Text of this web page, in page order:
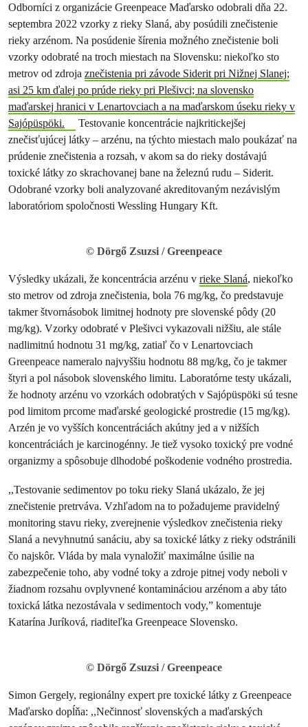
Odborníci z organizácie Greenpeace Maďarsko odobrali dňa 22.
septembra 2022 vzorky z rieky Slaná, aby posúdili znečistenie
rieky arzénom. Na posúdenie šírenia možného znečistenie boli
vzorky odobraté na troch miestach na Slovensku: niekoľko sto
metrov od zdroja znečistenia pri závode Siderit pri Nižnej Slanej;
asi 25 km ďalej po prúde rieky pri Plešivci; na slovensko
maďarskej hranici v Lenartovciach a na maďarskom úseku rieky v
Sajópüspöki.
Testovanie koncentrácie najkritickejšej
znečisťujúcej látky – arzénu, na týchto miestach malo poukázať na
prúdenie znečistenia a rozsah, v akom sa do rieky dostávajú
toxické látky zo skrachovanej bane na železnú rudu – Siderit.
Odobrané vzorky boli analyzované akreditovaným nezávislým
laboratóriom spoločnosti Wessling Hungary Kft.
© Dörgő Zsuzsi / Greenpeace
Výsledky ukázali, že koncentrácia arzénu v rieke Slaná, niekoľko
sto metrov od zdroja znečistenia, bola 76 mg/kg, čo predstavuje
takmer štvornásobok limitnej hodnoty pre slovenské pôdy (20
mg/kg). Vzorky odobraté v Plešivci vykazovali nižšiu, ale stále
nadlimitnú hodnotu 31 mg/kg, zatiaľ čo v Lenartovciach
Greenpeace nameralo najvyššiu hodnotu 88 mg/kg, čo je takmer
štyri a pol násobok slovenského limitu. Laboratórne testy ukázali,
že hodnoty arzénu vo vzorkách odobratých v Sajópüspöki sú tesne
pod limitom prcome maďarské geologické prostredie (15 mg/kg).
Arzén je vo vyšších koncentráciách akútny jed a v nižších
koncentráciách je karcinogénny. Je tiež vysoko toxický pre vodné
organizmy a spôsobuje dlhodobé poškodenie vodného prostredia.
,,Testovanie sedimentov po toku rieky Slaná ukázalo, že jej
znečistenie pretrváva. Vzhľadom na to požadujeme pravidelný
monitoring stavu rieky, zverejnenie výsledkov znečistenia rieky
Slaná a nevyhnutnú sanáciu, aby sa toxické látky z rieky odstránili
čo najskôr. Vláda by mala vynaložiť maximálne úsilie na
zabezpečenie toho, aby vodné toky a zdroje pitnej vody neboli v
žiadnom rozsahu ovplyvnené kontamináciou arzénom a aby táto
toxická látka nezostávala v sedimentoch vody,” komentuje
Katarína Juríková, riaditeľka Greenpeace Slovensko.
© Dörgő Zsuzsi / Greenpeace
Simon Gergely, regionálny expert pre toxické látky z Greenpeace
Maďarsko dopĺňa: ,,Nečinnosť slovenských a maďarských